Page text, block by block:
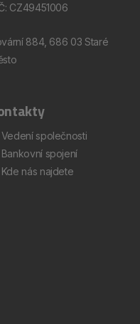
CZ49451006
884, 686 03 Staré
Vedení společnosti
Bankovní spojení
Kde nás najdete